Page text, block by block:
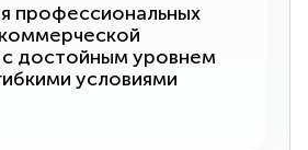
профессиональных
достойным уровнем
условиями